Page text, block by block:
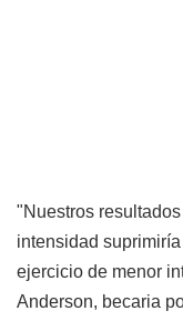
"Nuestros
intensidad suprimiría
ejercicio de menor
Anderson, becaria